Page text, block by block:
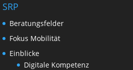
SRP
Beratungsfelder
Fokus Mobilität
Einblicke
Digitale Kompetenz